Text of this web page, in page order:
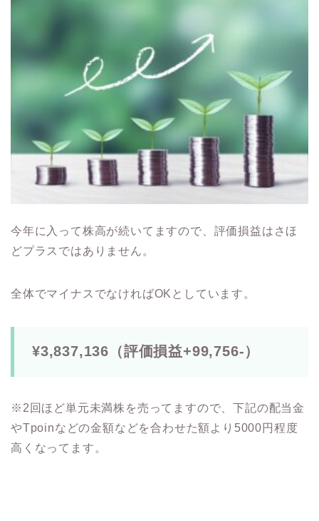
今年に入って株高が続いてますので、評価損益はさほ
どプラスではありません。
全体でマイナスでなければOKとしています。
¥3,837,136（評価損益+99,756-）
※2回ほど単元未満株を売ってますので、下記の配当金
やTpoinなどの金額などを合わせた額より5000円程度
高くなってます。